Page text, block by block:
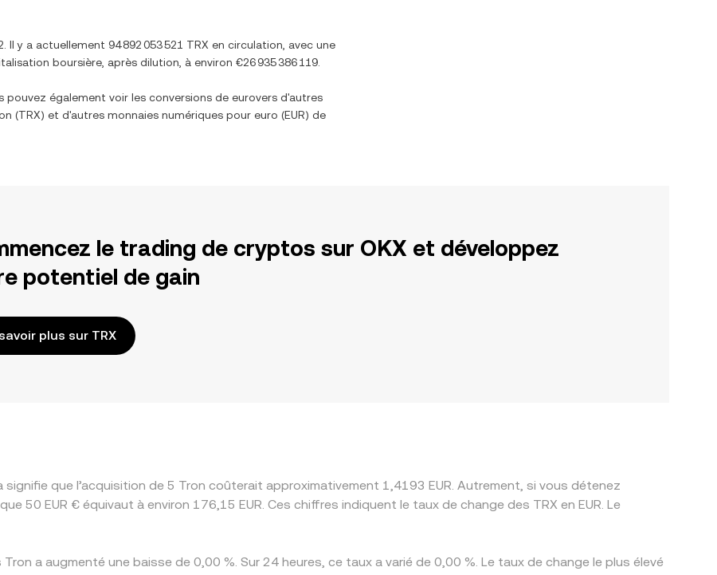
. Il y a actuellement 94 892 053 521 TRX en circulation, avec une
boursière, après dilution, à environ €26 935 386 119
pouvez également voir les conversions de eurovers d'autres
(TRX) et d'autres monnaies numériques pour euro (EUR) de
le trading de cryptos sur OKX et développez
potentiel de gain
plus sur TRX
signifie que l’acquisition de 5 Tron coûterait approximativement 1,4193 EUR. Autrement, si vous détenez
50 EUR € équivaut à environ 176,15 EUR. Ces chiffres indiquent le taux de change des TRX en EUR. Le
a augmenté une baisse de 0,00 %. Sur 24 heures, ce taux a varié de 0,00 %. Le taux de change le plus élevé